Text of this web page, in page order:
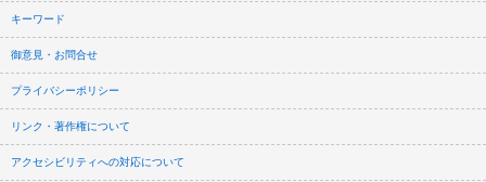
キーワード
御意見・お問合せ
プライバシーポリシー
リンク・著作権について
アクセシビリティへの対応について